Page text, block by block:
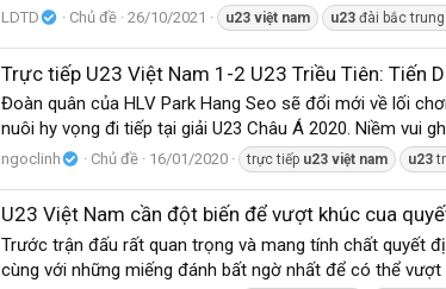
LDTD Chủ đề 26/10/2021 u23 việt nam u23 đài bắc
Trực tiếp U23 Việt Nam 1-2 U23 Triều Tiên: Tiến
Đoàn quân của HLV Park Hang Seo sẽ đổi mới về lối
nuôi hy vọng đi tiếp tại giải U23 Châu Á 2020. Niềm vui
ngoclinh Chủ đề 16/01/2020 trực tiếp u23 việt nam u23
U23 Việt Nam cần đột biến để vượt khúc cua
Trước trận đấu rất quan trọng và mang tính chất quyết
cùng với những miếng đánh bất ngờ nhất để có thể